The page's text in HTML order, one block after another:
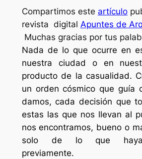
Compartimos este artículo
revista digital Apuntes de
Muchas gracias por tus
Nada de lo que ocurre en
nuestra ciudad o en
producto de la casualidad.
un orden cósmico que guía
damos, cada decisión que
estas las que nos llevan al
nos encontramos, bueno o
solo de lo que
previamente.